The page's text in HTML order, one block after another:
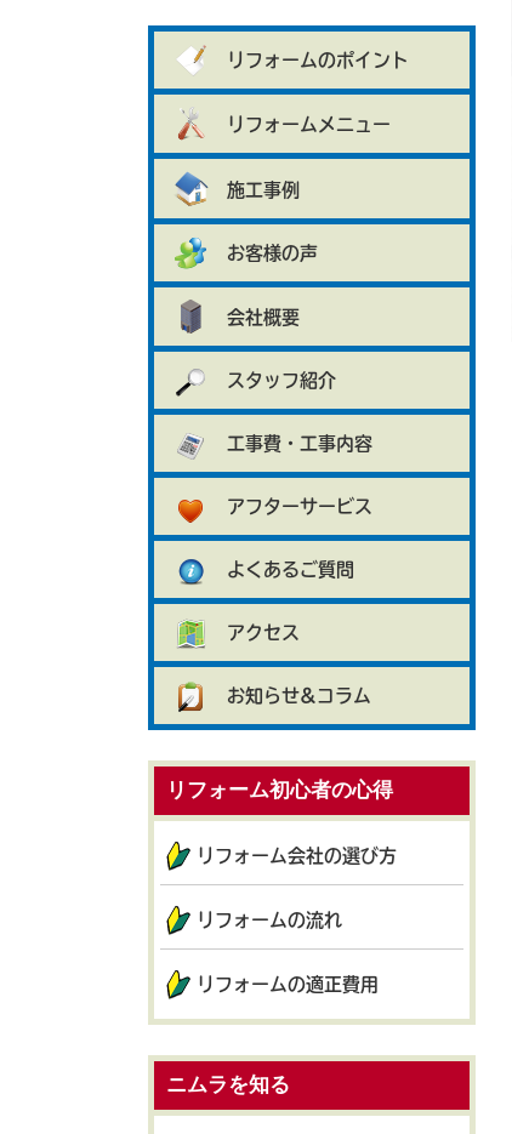
リフォームのポイント
リフォームメニュー
施工事例
お客様の声
会社概要
スタッフ紹介
工事費・工事内容
アフターサービス
よくあるご質問
アクセス
お知らせ&コラム
リフォーム初心者の心得
リフォーム会社の選び方
リフォームの流れ
リフォームの適正費用
ニムラを知る